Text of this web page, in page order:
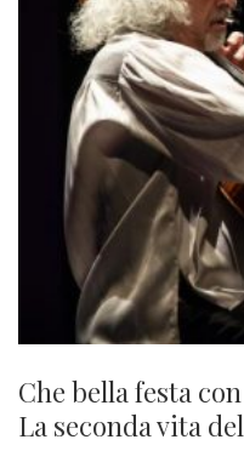
Che bella festa
La seconda vita